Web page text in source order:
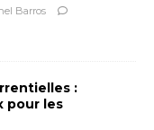
Barros
:
pour les